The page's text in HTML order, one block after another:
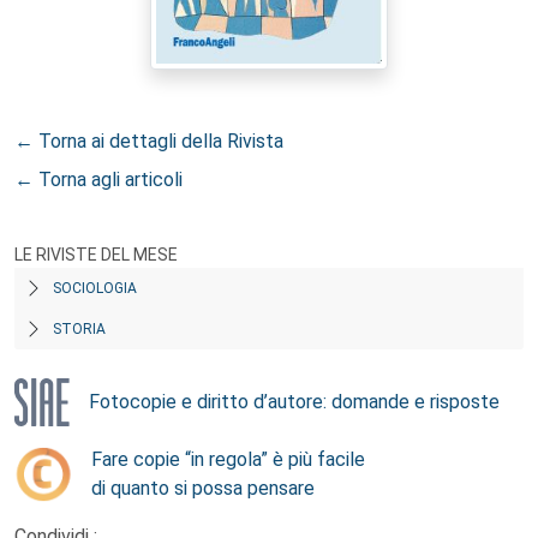
← Torna ai dettagli della Rivista
← Torna agli articoli
LE RIVISTE DEL MESE
SOCIOLOGIA
STORIA
Fotocopie e diritto d’autore: domande e risposte
Fare copie “in regola” è più facile
di quanto si possa pensare